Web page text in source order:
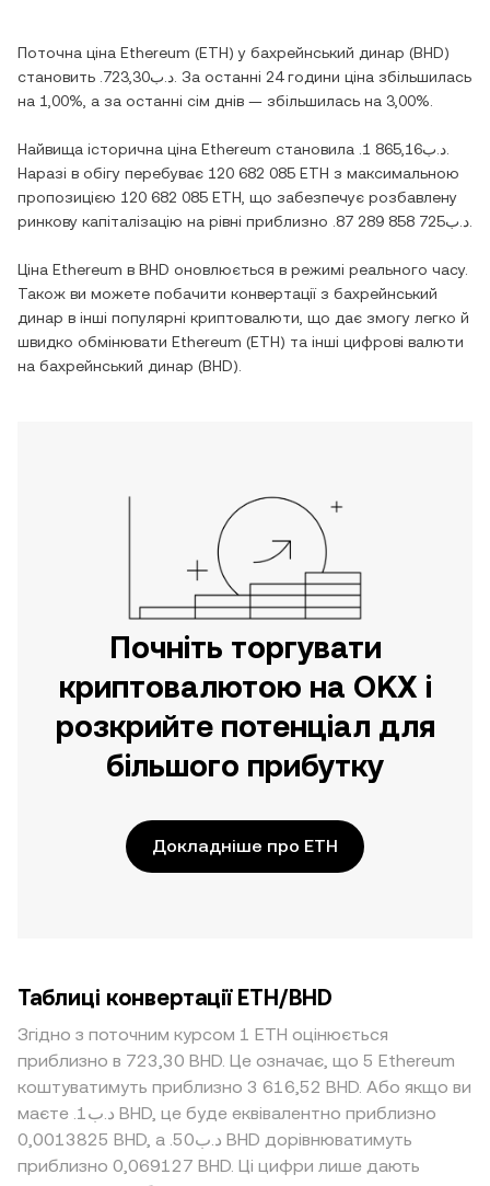
Поточна ціна Ethereum (ETH) у бахрейнський динар (BHD)
становить
.د.ب723,30 . За останні 24 години ціна збільшилась
на 1,00% , а за останні сім днів — збільшилась на 3,00%
Найвища історична ціна Ethereum становила .د.ب1 865,16
Наразі в обігу перебуває 120 682 085 ETH з максимальною
пропозицією 120 682 085 ETH , що забезпечує розбавлену
ринкову капіталізацію на рівні приблизно
.د.ب87 289 858 725
Ціна Ethereum в BHD оновлюється в режимі реального часу.
Також ви можете побачити конвертації з бахрейнський
динар в інші популярні криптовалюти, що дає змогу легко й
швидко обмінювати Ethereum (ETH) та інші цифрові валюти
на бахрейнський динар (BHD).
Почніть торгувати
криптовалютою на OKX і
розкрийте потенціал для
більшого прибутку
Докладніше про ETH
Таблиці конвертації ETH/BHD
Згідно з поточним курсом 1 ETH оцінюється
приблизно в 723,30 BHD. Це означає, що 5 Ethereum
коштуватимуть приблизно 3 616,52 BHD. Або якщо ви
маєте .د.ب1 BHD, це буде еквівалентно приблизно
0,0013825 BHD, а .د.ب50 BHD дорівнюватимуть
приблизно 0,069127 BHD. Ці цифри лише дають